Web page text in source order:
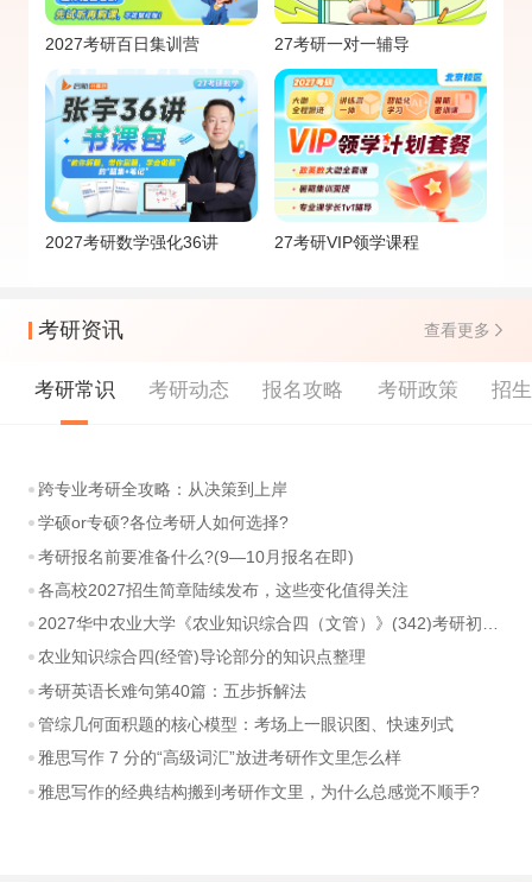
2027考研百日集训营 27考研一对一辅导
2027考研数学强化36讲 27考研VIP领学课程
考研资讯 查看更多
考研常识 考研动态 报名攻略 考研政策 招
跨专业考研全攻略：从决策到上岸
学硕or专硕?各位考研人如何选择?
考研报名前要准备什么?(9—10月报名在即)
各高校2027招生简章陆续发布，这些变化值得关注
2027华中农业大学《农业知识综合四（文管）》(342)考研初试大纲
农业知识综合四(经管)导论部分的知识点整理
考研英语长难句第40篇：五步拆解法
管综几何面积题的核心模型：考场上一眼识图、快速列式
雅思写作 7 分的“高级词汇”放进考研作文里怎么样
雅思写作的经典结构搬到考研作文里，为什么总感觉不顺手?